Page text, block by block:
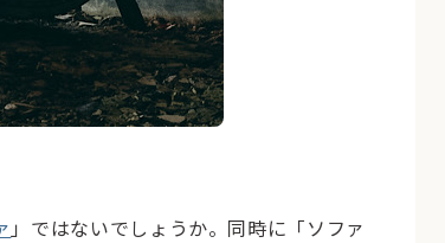
」ではないでしょうか。同時に「ソファ